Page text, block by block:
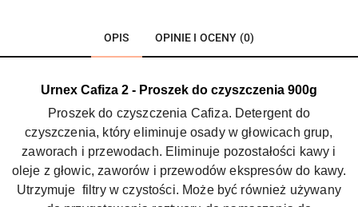
OPIS OPINIE I OCENY (0)
Urnex Cafiza 2 - Proszek do czyszczenia 900g
Proszek do czyszczenia Cafiza. Detergent do
czyszczenia, który eliminuje osady w głowicach grup,
zaworach i przewodach. Eliminuje pozostałości kawy i
oleje z głowic, zaworów i przewodów ekspresów do kawy.
Utrzymuje filtry w czystości. Może być również używany